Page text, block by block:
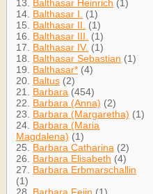
13. Balthasar Heinrich (1)
14. Balthasar I.
(1)
15. Balthasar II.
(1)
16. Balthasar III.
(1)
17. Balthasar IV. (1)
18. Balthasar Sebastian (1)
19. Balthasar* (4)
20. Baltus (2)
21. Barbara (454)
22. Barbara (Anna) (2)
23. Barbara (Margaretha) (1)
24. Barbara (Maria
Magdalena) (1)
25. Barbara Catharina (2)
26. Barbara Elisabeth (4)
27. Barbara Erbmarschallin
(1)